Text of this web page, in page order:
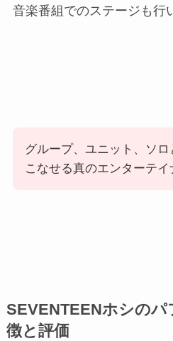
音楽番組でのステージも行
グループ、ユニット、ソ
こなせる真のエンターテイ
SEVENTEENホシの
徴と評価